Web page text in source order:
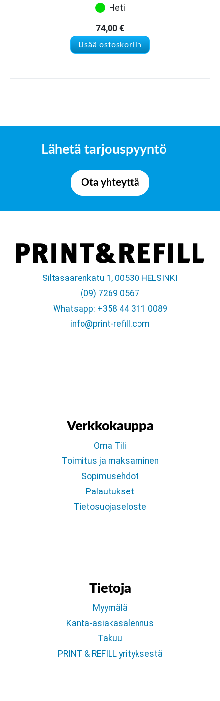
Heti
74,00€
Lisää ostoskoriin
Lähetä tarjouspyyntö
Ota yhteyttä
Siltasaarenkatu 1, 00530 HELSINKI
(09) 7269 0567
Whatsapp: +358 44 311 0089
info@print-refill.com
Verkkokauppa
Oma Tili
Toimitus ja maksaminen
Sopimusehdot
Palautukset
Tietosuojaseloste
Tietoja
Myymälä
Kanta-asiakasalennus
Takuu
PRINT & REFILL yrityksestä